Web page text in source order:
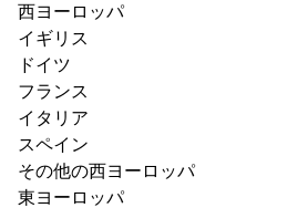
西ヨーロッパ
イギリス
ドイツ
フランス
イタリア
スペイン
その他の西ヨーロッパ
東ヨーロッパ